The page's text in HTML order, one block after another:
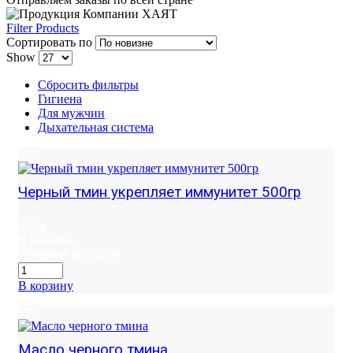
Filter Products
Сортировать по
Show
Сбросить фильтры
Гигиена
Для мужчин
Дыхательная система
Черный тмин укрепляет иммунитет 500гр
составляла
В корзину